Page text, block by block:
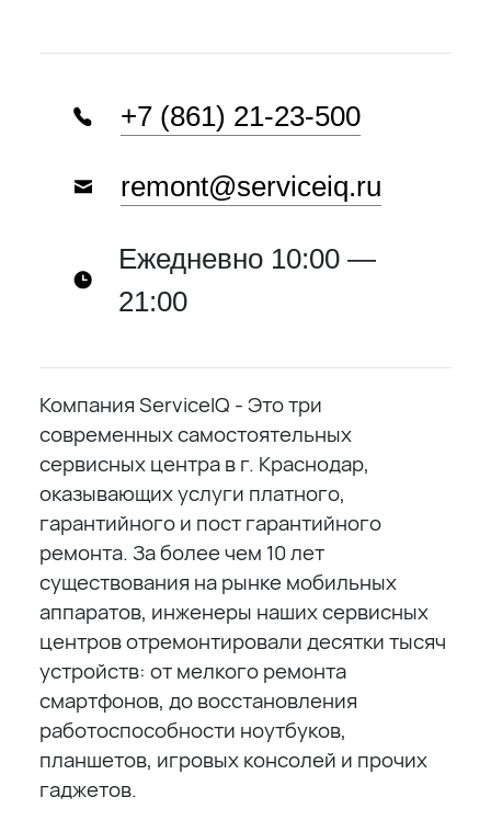
+7 (861) 21-23-500
remont@serviceiq.ru
Ежедневно 10:00 —
21:00
Компания ServiceIQ - Это три
современных самостоятельных
сервисных центра в г. Краснодар,
оказывающих услуги платного,
гарантийного и пост гарантийного
ремонта. За более чем 10 лет
существования на рынке мобильных
аппаратов, инженеры наших сервисных
центров отремонтировали десятки тысяч
устройств: от мелкого ремонта
смартфонов, до восстановления
работоспособности ноутбуков,
планшетов, игровых консолей и прочих
гаджетов.